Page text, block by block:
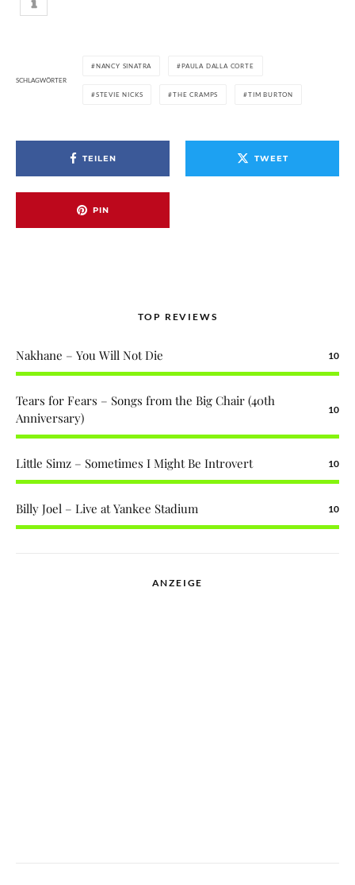
SCHLAGWÖRTER
NANCY SINATRA PAULA DALLA CORTE
STEVIE NICKS THE CRAMPS TIM BURTON
TEILEN TWEET
PIN
TOP REVIEWS
Nakhane – You Will Not Die 10
Tears for Fears – Songs from the Big Chair (40th
Anniversary)
10
Little Simz – Sometimes I Might Be Introvert 10
Billy Joel – Live at Yankee Stadium 10
ANZEIGE